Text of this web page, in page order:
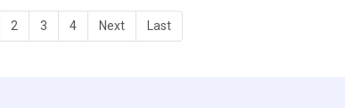
2 3 4 Next Last